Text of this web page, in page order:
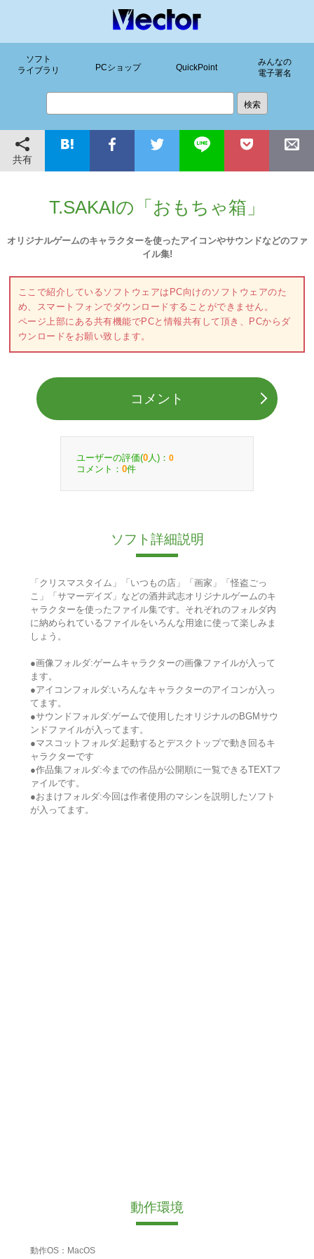
ソフト
ライブラリ
PCショップ QuickPoint
みんなの
電子署名
共有
T.SAKAIの「おもちゃ箱」
オリジナルゲームのキャラクターを使ったアイコンやサウンドなどのファ
イル集!
ここで紹介しているソフトウェアはPC向けのソフトウェアのた
め、スマートフォンでダウンロードすることができません。
ページ上部にある共有機能でPCと情報共有して頂き、PCからダ
ウンロードをお願い致します。
コメント
ユーザーの評価(0 人)： 0
コメント： 0件
ソフト詳細説明
「クリスマスタイム」「いつもの店」「画家」「怪盗ごっ
こ」「サマーデイズ」などの酒井武志オリジナルゲームのキ
ャラクターを使ったファイル集です。それぞれのフォルダ内
に納められているファイルをいろんな用途に使って楽しみま
しょう。
●画像フォルダ:ゲームキャラクターの画像ファイルが入って
ます。
●アイコンフォルダ:いろんなキャラクターのアイコンが入っ
てます。
●サウンドフォルダ:ゲームで使用したオリジナルのBGMサウ
ンドファイルが入ってます。
●マスコットフォルダ:起動するとデスクトップで動き回るキ
ャラクターです
●作品集フォルダ:今までの作品が公開順に一覧できるTEXTフ
ァイルです。
●おまけフォルダ:今回は作者使用のマシンを説明したソフト
が入ってます。
動作環境
動作OS：MacOS